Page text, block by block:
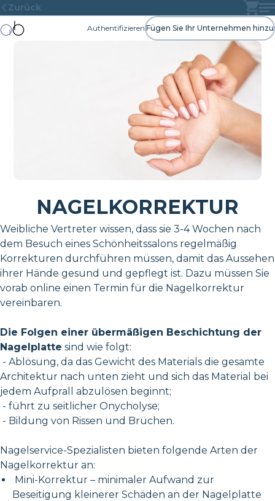
Zurück
Authentifizieren Fügen Sie Ihr Unternehmen hinzu
NAGELKORREKTUR
Weibliche Vertreter wissen, dass sie 3-4 Wochen nach
dem Besuch eines Schönheitssalons regelmäßig
Korrekturen durchführen müssen, damit das Aussehen
ihrer Hände gesund und gepflegt ist. Dazu müssen Sie
vorab online einen Termin für die Nagelkorrektur
vereinbaren.
Die Folgen einer übermäßigen Beschichtung der
Nagelplatte sind wie folgt:
- Ablösung, da das Gewicht des Materials die gesamte
Architektur nach unten zieht und sich das Material bei
jedem Aufprall abzulösen beginnt;
- führt zu seitlicher Onycholyse;
- Bildung von Rissen und Brüchen.
Nagelservice-Spezialisten bieten folgende Arten der
Nagelkorrektur an:
Mini-Korrektur – minimaler Aufwand zur
Beseitigung kleinerer Schäden an der Nagelplatte